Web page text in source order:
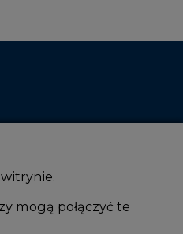
mogą połączyć te